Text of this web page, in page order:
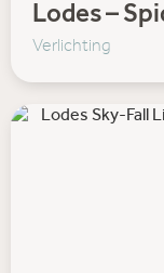
Lodes –
Verlichting